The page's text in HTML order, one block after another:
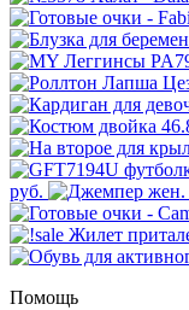
руб.
Помощь